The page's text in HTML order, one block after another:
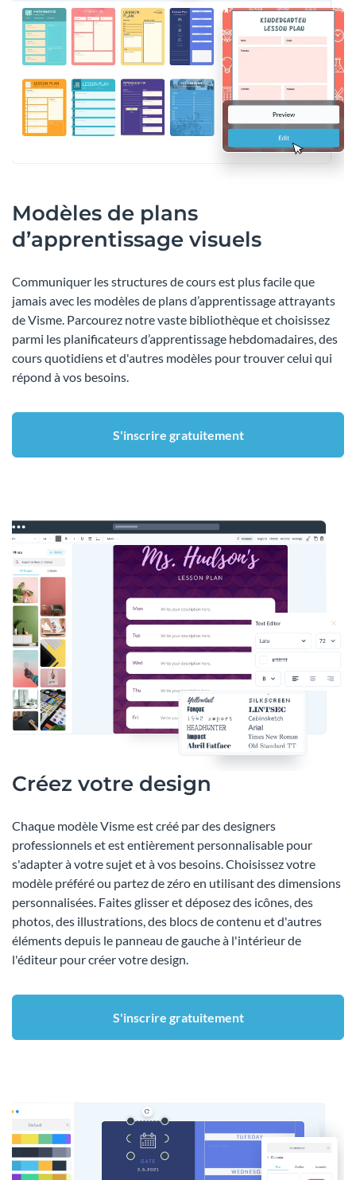
Modèles de plans
d’apprentissage visuels
Communiquer les structures de cours est plus facile que
jamais avec les modèles de plans d’apprentissage attrayants
de Visme. Parcourez notre vaste bibliothèque et choisissez
parmi les planificateurs d’apprentissage hebdomadaires, des
cours quotidiens et d'autres modèles pour trouver celui qui
répond à vos besoins.
S'inscrire gratuitement
Créez votre design
Chaque modèle Visme est créé par des designers
professionnels et est entièrement personnalisable pour
s'adapter à votre sujet et à vos besoins. Choisissez votre
modèle préféré ou partez de zéro en utilisant des dimensions
personnalisées. Faites glisser et déposez des icônes, des
photos, des illustrations, des blocs de contenu et d'autres
éléments depuis le panneau de gauche à l'intérieur de
l'éditeur pour créer votre design.
S'inscrire gratuitement